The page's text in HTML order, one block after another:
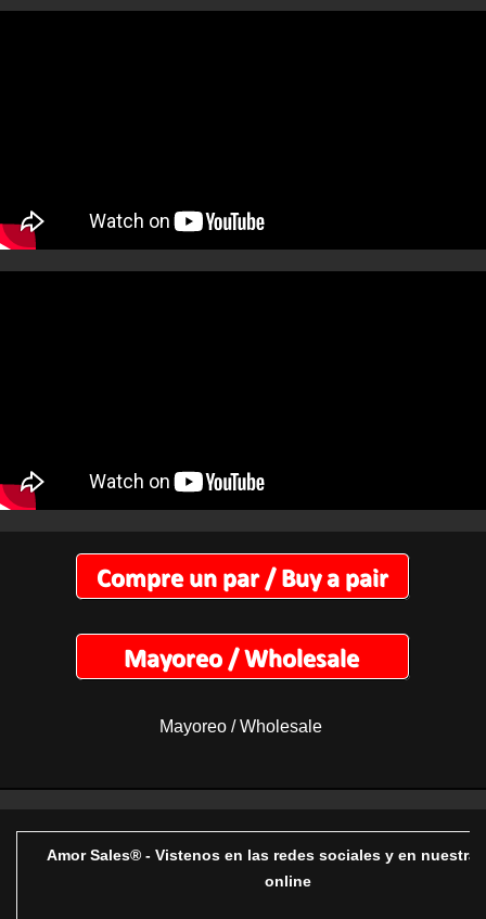
Mayoreo / Wholesale
Amor Sales® - Vistenos en las redes sociales y en nuestra
online